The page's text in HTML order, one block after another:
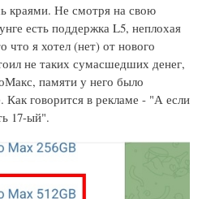
краями. Не смотря на свою
есть поддержка L5, неплохая
что я хотел (нет) от нового
не таких сумасшедших денег,
памяти у него было
говорится в рекламе - "А если
17-ый".